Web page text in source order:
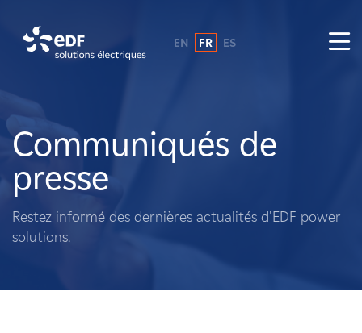
A propos de nous
Ce que nous faisons
Propriétaires fonciers
EN FR ES
Communiqués de
presse
Restez informé des dernières actualités d'EDF power
solutions.